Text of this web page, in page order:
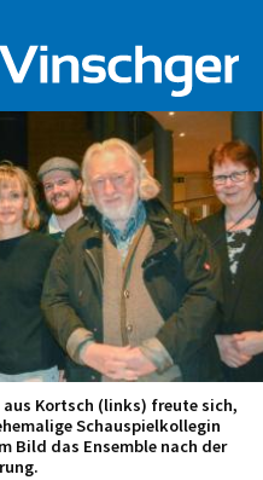
aus Kortsch (links) freute sich,
Schauspielkollegin
Bild das Ensemble nach der